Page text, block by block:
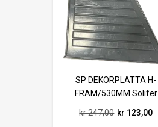
SP DEKORPLATTA H-
FRAM/530MM Solifer
kr 247,00 kr 123,00